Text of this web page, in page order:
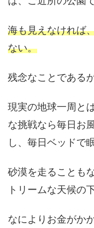
海も見えなければ
ない。
残念なことである
現実の地球一周と
な挑戦なら毎日お
し、毎日ベッドで
砂漠を走ることも
トリームな天候の
なによりお金がか